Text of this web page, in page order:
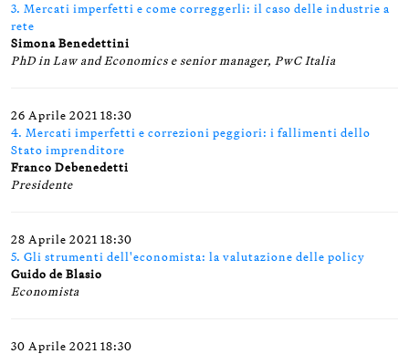
3. Mercati imperfetti e come correggerli: il caso delle industrie a
rete
Simona Benedettini
PhD in Law and Economics e senior manager, PwC Italia
26 Aprile 2021 18:30
4. Mercati imperfetti e correzioni peggiori: i fallimenti dello
Stato imprenditore
Franco Debenedetti
Presidente
28 Aprile 2021 18:30
5. Gli strumenti dell'economista: la valutazione delle policy
Guido de Blasio
Economista
30 Aprile 2021 18:30